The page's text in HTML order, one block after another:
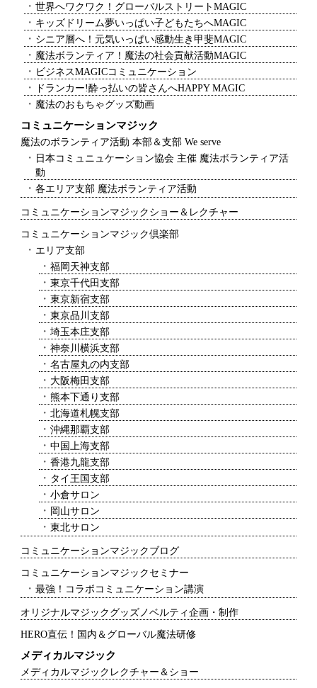
世界へワクワク！グローバルストリートMAGIC
キッズドリーム夢いっぱい子どもたちへMAGIC
シニア層へ！元気いっぱい感動生き甲斐MAGIC
魔法ボランティア！魔法の社会貢献活動MAGIC
ビジネスMAGICコミュニケーション
ドランカー!酔っ払いの皆さんへHAPPY MAGIC
魔法のおもちゃグッズ動画
コミュニケーションマジック
魔法のボランティア活動 本部＆支部 We serve
日本コミュニュケーション協会 主催 魔法ボランティア活
動
各エリア支部 魔法ボランティア活動
コミュニケーションマジックショー＆レクチャー
コミュニケーションマジック倶楽部
エリア支部
福岡天神支部
東京千代田支部
東京新宿支部
東京品川支部
埼玉本庄支部
神奈川横浜支部
名古屋丸の内支部
大阪梅田支部
熊本下通り支部
北海道札幌支部
沖縄那覇支部
中国上海支部
香港九龍支部
タイ王国支部
小倉サロン
岡山サロン
東北サロン
コミュニケーションマジックブログ
コミュニケーションマジックセミナー
最強！コラボコミュニケーション講演
オリジナルマジックグッズノベルティ企画・制作
HERO直伝！国内＆グローバル魔法研修
メディカルマジック
メディカルマジックレクチャー＆ショー